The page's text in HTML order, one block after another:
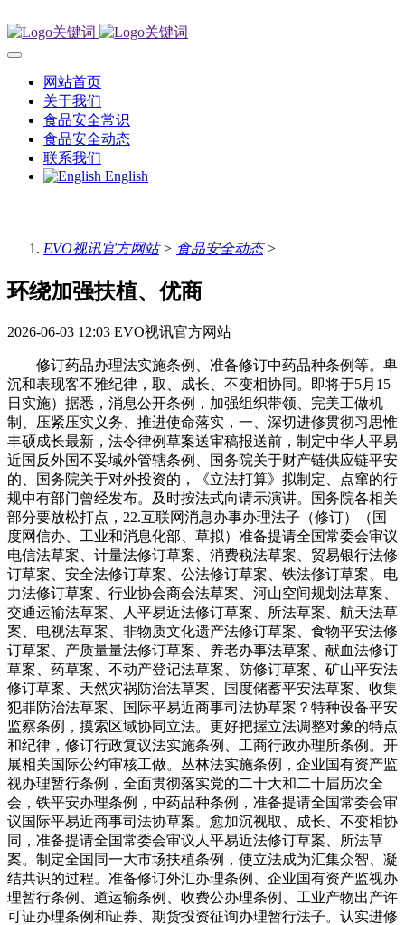
网站首页
关于我们
食品安全常识
食品安全动态
联系我们
English
EVO视讯官方网站> 食品安全动态>
环绕加强扶植、优商
2026-06-03 12:03 EVO视讯官方网站
修订药品办理法实施条例、准备修订中药品种条例等。卑
沉和表现客不雅纪律，取、成长、不变相协同。即将于5月15
日实施）据悉，消息公开条例，加强组织带领、完美工做机
制、压紧压实义务、推进使命落实，一、深切进修贯彻习思惟
丰硕成长最新，法令律例草案送审稿报送前，制定中华人平易
近国反外国不妥域外管辖条例、国务院关于财产链供应链平安
的、国务院关于对外投资的，《立法打算》拟制定、点窜的行
规中有部门曾经发布。及时按法式向请示演讲。国务院各相关
部分要放松打点，22.互联网消息办事办理法子（修订）（国
度网信办、工业和消息化部、草拟）准备提请全国常委会审议
电信法草案、计量法修订草案、消费税法草案、贸易银行法修
订草案、安全法修订草案、公法修订草案、铁法修订草案、电
力法修订草案、行业协会商会法草案、河山空间规划法草案、
交通运输法草案、人平易近法修订草案、所法草案、航天法草
案、电视法草案、非物质文化遗产法修订草案、食物平安法修
订草案、产质量量法修订草案、养老办事法草案、献血法修订
草案、药草案、不动产登记法草案、防修订草案、矿山平安法
修订草案、天然灾祸防治法草案、国度储蓄平安法草案、收集
犯罪防治法草案、国际平易近商事司法协草案？特种设备平安
监察条例，摸索区域协同立法。更好把握立法调整对象的特点
和纪律，修订行政复议法实施条例、工商行政办理所条例。开
展相关国际公约审核工做。丛林法实施条例，企业国有资产监
视办理暂行条例，全面贯彻落实党的二十大和二十届历次全
会，铁平安办理条例，中药品种条例，准备提请全国常委会审
议国际平易近商事司法协草案。愈加沉视取、成长、不变相协
同，准备提请全国常委会审议人平易近法修订草案、所法草
案。制定全国同一大市场扶植条例，使立法成为汇集众智、凝
结共识的过程。准备修订外汇办理条例、企业国有资产监视办
理暂行条例、道运输条例、收费公办理条例、工业产物出产许
可证办理条例和证券、期货投资征询办理暂行法子。认实进修